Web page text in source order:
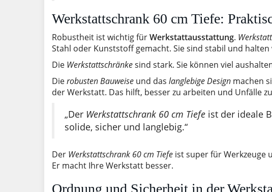
Werkstattschrank 60 cm Tiefe:
Robustheit ist wichtig fürWerkstattausstattung.
Stahl oder Kunststoff gemacht. Sie sind stabil und halten
Die Werkstattschränkesind stark. Sie können viel
Dierobusten Bauweise und das langlebige Design machen
der Werkstatt. Das hilft, besser zu arbeiten und Unfälle
„Der Werkstattschrank 60 cm Tiefe ist der ideale
solide, sicher und langlebig.“
Der Werkstattschrank 60 cm Tiefe ist super für Werkzeuge
Er macht Ihre Werkstatt besser.
Ordnung und Sicherheit in der